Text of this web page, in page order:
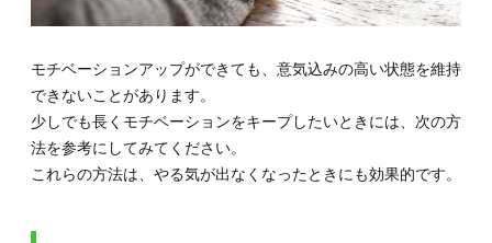
モチベーションアップができても、意気込みの高い状態を維持
できないことがあります。
少しでも長くモチベーションをキープしたいときには、次の方
法を参考にしてみてください。
これらの方法は、やる気が出なくなったときにも効果的です。